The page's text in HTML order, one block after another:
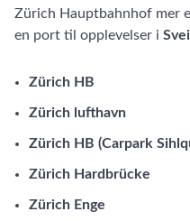
Zürich Hauptbahnhof mer
en port til opplevelser i
Zürich HB
Zürich lufthavn
Zürich HB (Carpark
Zürich Hardbrücke
Zürich Enge